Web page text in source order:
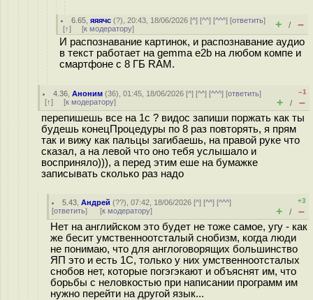
6.65 ,яяячс (?), 20:43, 18/06/2026 [^] [^^] [^^^] [ответить]
[↑] [к модератору] + / –
И распознавание картинок, и распознавание аудио
в текст работает на gemma e2b на любом компе и
смартфоне с 8 ГБ RAM.
4.36 ,Аноним (36), 01:45, 18/06/2026 [^] [^^] [^^^] [ответить]
[↑] [к модератору]
–1
+ / –
перепишешь все на 1с ? видос запиши поржать как ты
будешь конецПроцедуры по 8 раз повторять, я прям
так и вижу как пальцы загибаешь, на правой руке что
сказал, а на левой что оно тебя услышало и
восприняло))), а перед этим еше на бумажке
записывать сколько раз надо
5.43 ,Андрей (??), 07:42, 18/06/2026 [^] [^^] [^^^]
[ответить] [к модератору]
+3
+ / –
Нет на английском это будет не тоже самое, угу - как
же бесит умственноотсталый снобизм, когда люди
не понимаю, что для англоговорящих большинство
ЯП это и есть 1C, только у них умственноотсталых
снобов нет, которые погэгэкают и объяснят им, что
борьбы с неловкостью при написании программ им
нужно перейти на другой язык...